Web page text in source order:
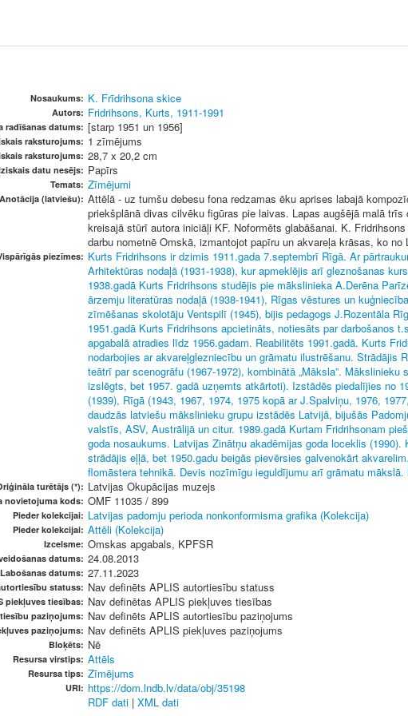
Nosaukums: K. Frīdrihsona skice
Autors: Fridrihsons, Kurts, 1911-1991
radīšanas datums: [starp 1951 un 1956]
raksturojums: 1 zīmējums
raksturojums: 28,7 x 20,2 cm
datu nesējs: Papīrs
Temats: Zīmējumi
Anotācija (latviešu): Attēlā - uz tumšu debesu fona redzamas ēku aprises labajā
priekšplānā divas cilvēku figūras pie laivas. Lapas augšējā malā
kreisajā stūrī autora iniciāļi KF. Noformēts glabāšanai. K.
darbu nometnē Omskā, izmantojot papīru un akvareļa krāsas, ko
piezīmes: Kurts Fridrihsons ir dzimis 1911.gada 7.septembrī Rīgā. Ar
Arhitektūras nodaļā (1931-1938), kur apmeklējis arī gleznošanas
1938.gadā Kurts Fridrihsons studējis pie mākslinieka A.Derēna
ārzemju literatūras nodaļā (1938-1941), Rīgas vēstures un
zīmēšanas skolotāju Ventspilī (1945), bijis pedagogs J.Rozentāla
1951.gadā Kurts Fridrihsons apcietināts, notiesāts par darbošanos
apgabalā atradies līdz 1956.gadam. Reabilitēts 1991.gadā. Kurts
nodarbojies ar akvareļglezniecību un grāmatu ilustrēšanu. Strādājis
teātrī par scenogrāfu (1967-1972), kombinātā „Māksla”.
izslēgts, bet 1957. gadā uzņemts atkārtoti). Izstādēs piedalījies no
(1939), Rīgā (1943, 1967, 1974, 1975 kopā ar J.Spalviņu, 1976,
daudzās latviešu mākslinieku grupu izstādēs Latvijā, bijušās
valstīs, ASV, Austrālijā un citur. 1989.gadā Kurtam Fridrihsonam
goda nosaukums. Latvijas Zinātņu akadēmijas goda loceklis
strādājis eļļā, bet 1950.gadu beigās pievērsies galvenokārt
flomāstera tehnikā. Devis nozīmīgu ieguldījumu arī grāmatu
turētājs (*): Latvijas Okupācijas muzejs
novietojuma kods: OMF 11035 / 899
Pieder kolekcijai: Latvijas padomju perioda nonkonformisma grafika (Kolekcija)
Pieder kolekcijai: Attēli (Kolekcija)
Izcelsme: Omskas apgabals, KPFSR
datums: 24.08.2013
Labošanas datums: 27.11.2023
statuss: Nav definēts APLIS autortiesību statuss
piekļuves tiesības: Nav definētas APLIS piekļuves tiesības
paziņojums: Nav definēts APLIS autortiesību paziņojums
paziņojums: Nav definēts APLIS piekļuves paziņojums
Bloķēts: Nē
Resursa virstips: Attēls
Resursa tips: Zīmējums
URI: https://dom.lndb.lv/data/obj/35198
RDF dati | XML dati